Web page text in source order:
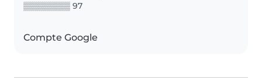
▒▒▒▒▒▒▒▒ 97
Compte Google